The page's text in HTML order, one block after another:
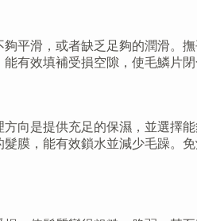
平滑，或者缺乏足夠的潤滑
有效填補受損空隙，使毛鱗片
向是提供充足的保濕，並選
膜，能有效鎖水並減少毛躁